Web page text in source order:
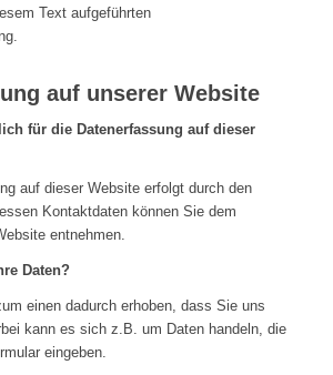
Text aufgeführten
auf unserer Website
für die Datenerfassung auf dieser
auf dieser Website erfolgt durch den
Kontaktdaten können Sie dem
entnehmen.
Daten?
einen dadurch erhoben, dass Sie uns
kann es sich z.B. um Daten handeln, die
eingeben.